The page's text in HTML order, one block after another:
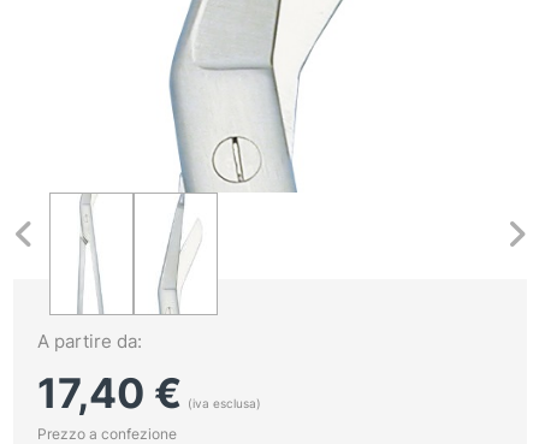
A partire da:
17,40 € (iva esclusa)
Prezzo a confezione